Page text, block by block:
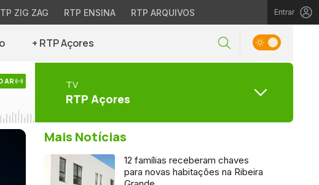
ZIG ZAG RTP ENSINA RTP ARQUIVOS Entrar
+ RTP Açores
AR TV
RTP Açores
Mais Notícias
12 famílias receberam chaves
para novas habitações na Ribeira